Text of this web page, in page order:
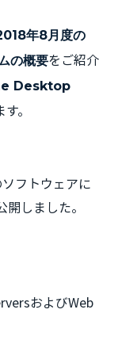
年8月度の
の概要をご紹介
Desktop
。
フトウェアに
しました。
およびWeb